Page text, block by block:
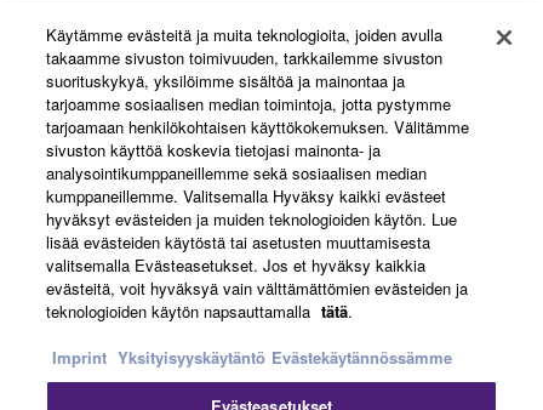
About Yamaha
Suomi - English
Business
Käytämme evästeitä ja muita teknologioita, joiden avulla
takaamme sivuston toimivuuden, tarkkailemme sivuston
suorituskykyä, yksilöimme sisältöä ja mainontaa ja
tarjoamme sosiaalisen median toimintoja, jotta pystymme
tarjoamaan henkilökohtaisen käyttökokemuksen. Välitämme
sivuston käyttöä koskevia tietojasi mainonta- ja
analysointikumppaneillemme sekä sosiaalisen median
kumppaneillemme. Valitsemalla Hyväksy kaikki evästeet
hyväksyt evästeiden ja muiden teknologioiden käytön. Lue
lisää evästeiden käytöstä tai asetusten muuttamisesta
valitsemalla Evästeasetukset. Jos et hyväksy kaikkia
evästeitä, voit hyväksyä vain välttämättömien evästeiden ja
teknologioiden käytön napsauttamalla tätä.
Imprint Yksityisyyskäytäntö Evästekäytännössämme